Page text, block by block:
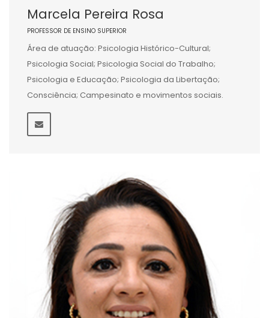
Marcela Pereira Rosa
PROFESSOR DE ENSINO SUPERIOR
Área de atuação: Psicologia Histórico-Cultural;
Psicologia Social; Psicologia Social do Trabalho;
Psicologia e Educação; Psicologia da Libertação;
Consciência; Campesinato e movimentos sociais.